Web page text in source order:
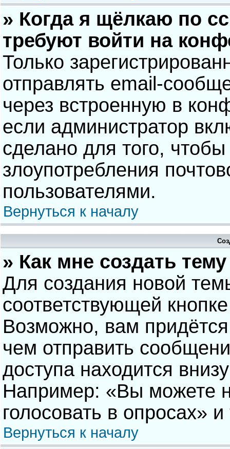
» Когда я щёлкаю по
требуют войти на
Только
отправлять email-
через встроенную в
если администратор
сделано для того, чтобы
злоупотребления
пользователями.
Вернуться к началу
» Как мне создать
Для создания новой
соответствующей
Возможно, вам
чем отправить
доступа находится
Например: «Вы можете
голосовать в опросах» и
Вернуться к началу